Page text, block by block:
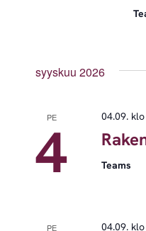
syyskuu 2026
PE
4 04.09.
Teams
PE 04.09.